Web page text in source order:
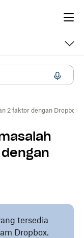
2 faktor dengan Dropbox
tersedia
Dropbox.